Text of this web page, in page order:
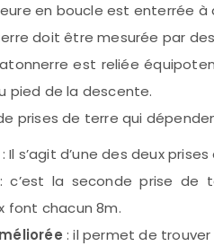
en boucle est enterrée
doit être mesurée par
est reliée
pied de la descente.
prises de terre qui
: Il s’agit d’une des deux
: c’est la seconde prise de
font chacun 8m.
: il permet de